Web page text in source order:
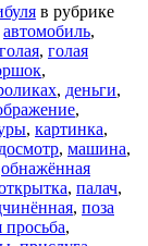
в рубрике
автомобиль,
голая, голая
,
, деньги,
,
, картинка,
, машина,
обнажённая
, палач,
, поза
просьба,